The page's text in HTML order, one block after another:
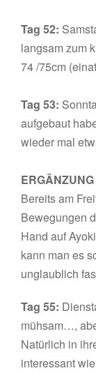
Tag 52:
langsam zum
74 /75cm
Tag 53:
aufgebaut
wieder mal
Bereits am
Bewegungen
Hand auf
kann man es
unglaublich
Tag 55:
mühsam…,
Natürlich in
interessant